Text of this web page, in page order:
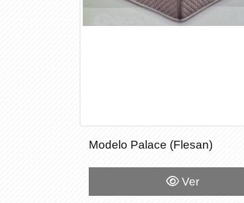
Modelo Palace (Flesan)
Modelo Palace (Flesan)
Ver